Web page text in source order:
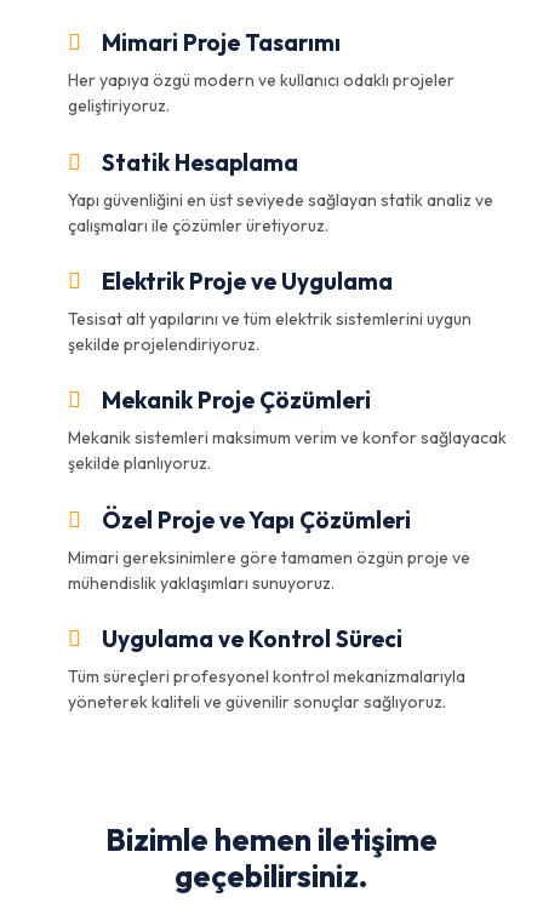
Mimari Proje Tasarımı
Her yapıya özgü modern ve kullanıcı odaklı projeler
geliştiriyoruz.
Statik Hesaplama
Yapı güvenliğini en üst seviyede sağlayan statik analiz ve
çalışmaları ile çözümler üretiyoruz.
Elektrik Proje ve Uygulama
Tesisat alt yapılarını ve tüm elektrik sistemlerini uygun
şekilde projelendiriyoruz.
Mekanik Proje Çözümleri
Mekanik sistemleri maksimum verim ve konfor sağlayacak
şekilde planlıyoruz.
Özel Proje ve Yapı Çözümleri
Mimari gereksinimlere göre tamamen özgün proje ve
mühendislik yaklaşımları sunuyoruz.
Uygulama ve Kontrol Süreci
Tüm süreçleri profesyonel kontrol mekanizmalarıyla
yöneterek kaliteli ve güvenilir sonuçlar sağlıyoruz.
Bizimle hemen iletişime
geçebilirsiniz.